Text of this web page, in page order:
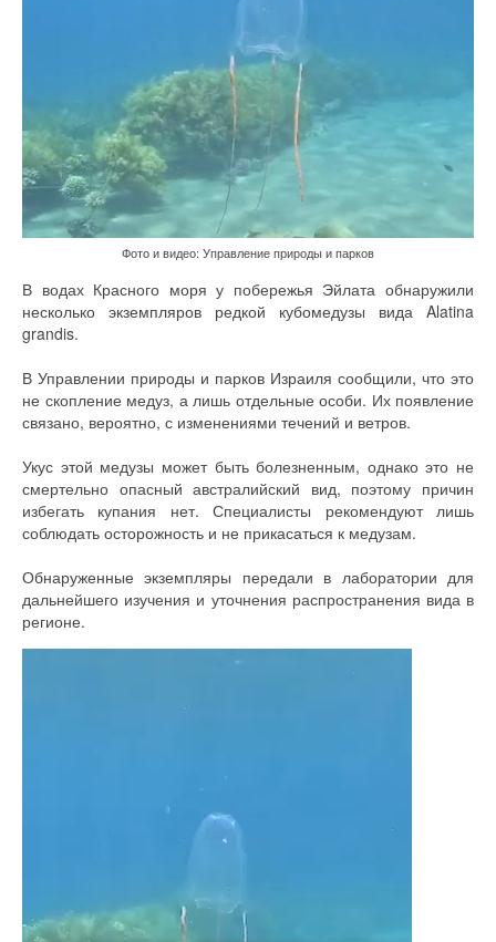
Фото и видео: Управление природы и парков
В водах Красного моря у побережья Эйлата обнаружили
несколько экземпляров редкой кубомедузы вида Alatina
grandis.
В Управлении природы и парков Израиля сообщили, что это
не скопление медуз, а лишь отдельные особи. Их появление
связано, вероятно, с изменениями течений и ветров.
Укус этой медузы может быть болезненным, однако это не
смертельно опасный австралийский вид, поэтому причин
избегать купания нет. Специалисты рекомендуют лишь
соблюдать осторожность и не прикасаться к медузам.
Обнаруженные экземпляры передали в лаборатории для
дальнейшего изучения и уточнения распространения вида в
регионе.